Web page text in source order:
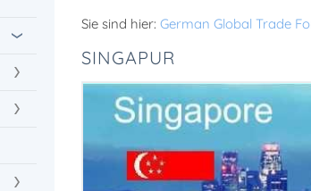
Sie sind hier: German Global Trade
SINGAPUR